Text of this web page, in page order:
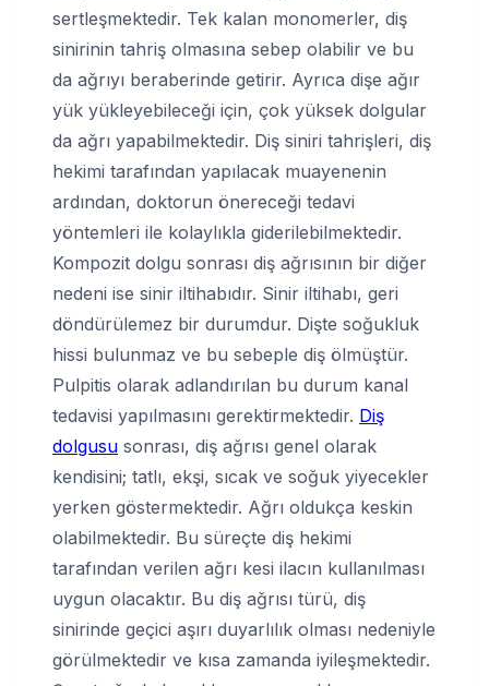
sertleşmektedir. Tek kalan monomerler, diş
sinirinin tahriş olmasına sebep olabilir ve bu
da ağrıyı beraberinde getirir. Ayrıca dişe ağır
yük yükleyebileceği için, çok yüksek dolgular
da ağrı yapabilmektedir. Diş siniri tahrişleri, diş
hekimi tarafından yapılacak muayenenin
ardından, doktorun önereceği tedavi
yöntemleri ile kolaylıkla giderilebilmektedir.
Kompozit dolgu sonrası diş ağrısının bir diğer
nedeni ise sinir iltihabıdır. Sinir iltihabı, geri
döndürülemez bir durumdur. Dişte soğukluk
hissi bulunmaz ve bu sebeple diş ölmüştür.
Pulpitis olarak adlandırılan bu durum kanal
tedavisi yapılmasını gerektirmektedir. Diş
dolgusu sonrası, diş ağrısı genel olarak
kendisini; tatlı, ekşi, sıcak ve soğuk yiyecekler
yerken göstermektedir. Ağrı oldukça keskin
olabilmektedir. Bu süreçte diş hekimi
tarafından verilen ağrı kesi ilacın kullanılması
uygun olacaktır. Bu diş ağrısı türü, diş
sinirinde geçici aşırı duyarlılık olması nedeniyle
görülmektedir ve kısa zamanda iyileşmektedir.